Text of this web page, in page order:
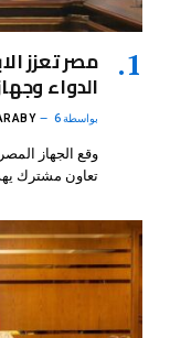
مصر تعزز
الدواء
بواسطة6 أغسطس، 2026
وقع الجهاز
تعاون مشترك